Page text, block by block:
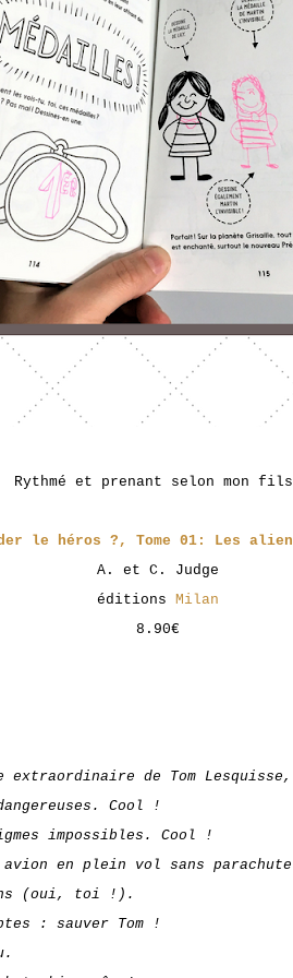
Rythmé et prenant selon mon
le héros ?, Tome 01: Les
A. et C. Judge
éditions Milan
8.90€
extraordinaire de Tom
Cool !
impossibles. Cool !
en plein vol sans parachute.
(oui, toi !).
: sauver Tom !